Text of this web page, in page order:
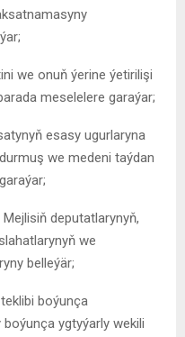
we onuň ýerine ýetirilişi
meselelere garaýar;
esasy ugurlaryna
we medeni taýdan
deputatlarynyň,
we
belleýär;
boýunça
ygtyýarly wekili